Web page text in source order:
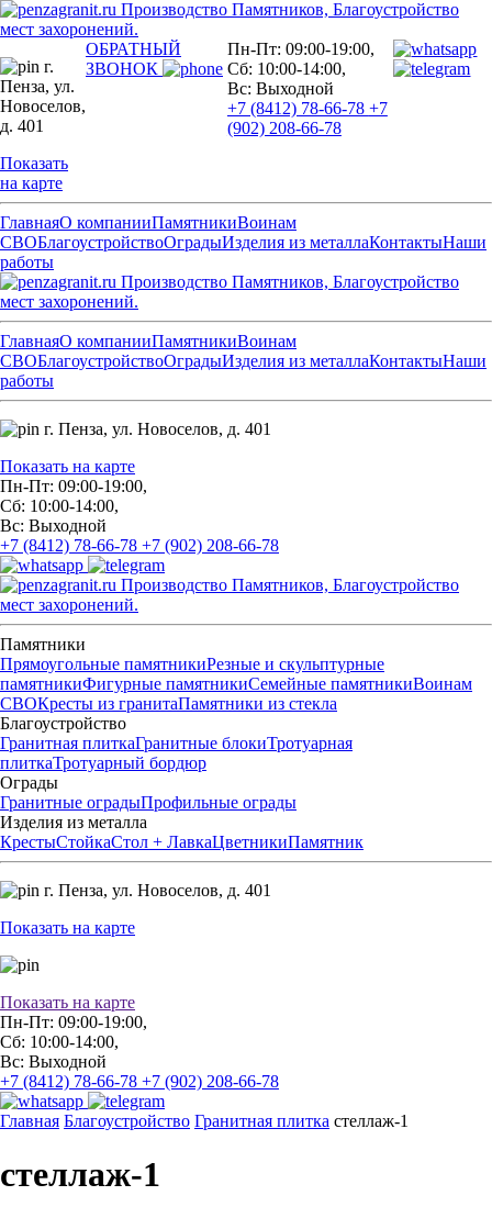
Производство Памятников, Благоустройство
мест захоронений.
г.
Пенза, ул.
Новоселов,
д. 401
Показать
на карте
ОБРАТНЫЙ
ЗВОНОК
Пн-Пт: 09:00-19:00,
Сб: 10:00-14:00,
Вс: Выходной
+7 (8412) 78-66-78 +7
(902) 208-66-78
ГлавнаяО компанииПамятникиВоинам
СВОБлагоустройствоОградыИзделия из металлаКонтактыНаши
работы
Производство Памятников, Благоустройство
мест захоронений.
ГлавнаяО компанииПамятникиВоинам
СВОБлагоустройствоОградыИзделия из металлаКонтактыНаши
работы
г. Пенза, ул. Новоселов, д. 401
Показать на карте
Пн-Пт: 09:00-19:00,
Сб: 10:00-14:00,
Вс: Выходной
+7 (8412) 78-66-78 +7 (902) 208-66-78
Производство Памятников, Благоустройство
мест захоронений.
Памятники
Прямоугольные памятникиРезные и скульптурные
памятникиФигурные памятникиСемейные памятникиВоинам
СВОКресты из гранитаПамятники из стекла
Благоустройство
Гранитная плиткаГранитные блокиТротуарная
плиткаТротуарный бордюр
Ограды
Гранитные оградыПрофильные ограды
Изделия из металла
КрестыСтойкаСтол + ЛавкаЦветникиПамятник
г. Пенза, ул. Новоселов, д. 401
Показать на карте
Показать на карте
Пн-Пт: 09:00-19:00,
Сб: 10:00-14:00,
Вс: Выходной
+7 (8412) 78-66-78 +7 (902) 208-66-78
Главная Благоустройство Гранитная плитка стеллаж-1
стеллаж-1